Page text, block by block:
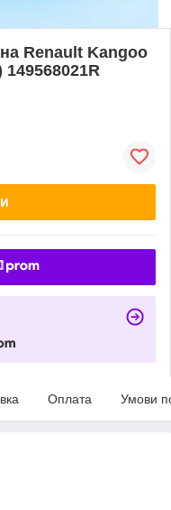
Renault Kangoo
Оплата Умови